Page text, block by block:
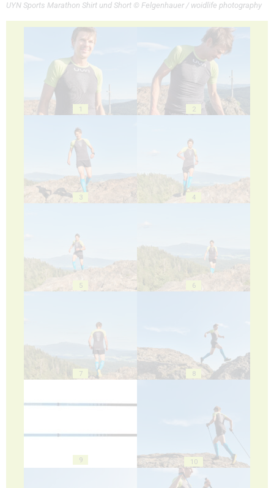
UYN Sports Marathon Shirt und Short © Felgenhauer / woidlife photography
1 2
3 4
5 6
7 8
9 10